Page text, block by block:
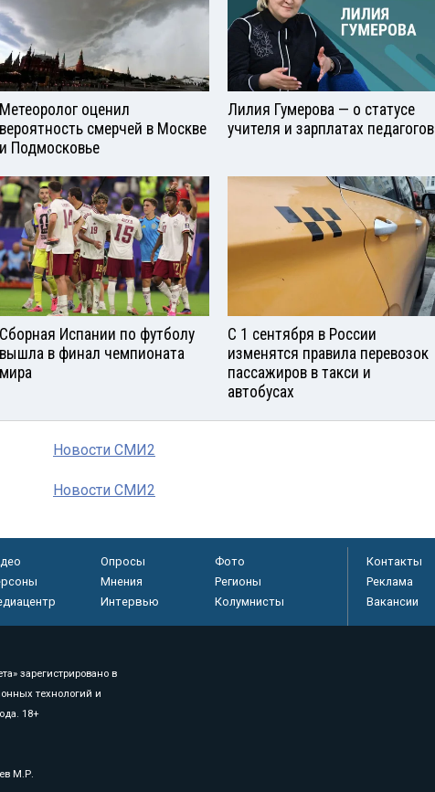
Метеоролог оценил
вероятность смерчей в Москве
и Подмосковье
Лилия Гумерова — о статусе
учителя и зарплатах педагогов
Сборная Испании по футболу
вышла в финал чемпионата
мира
С 1 сентября в России
изменятся правила перевозок
пассажиров в такси и
автобусах
Новости СМИ2
Новости СМИ2
Опросы
Фото
Мнения
Регионы
Интервью Колумнисты
Контакты
Реклама
Вакансии
зарегистрировано в
технологий и
18+
М.Р.